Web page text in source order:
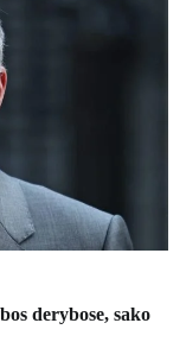
derybose, sako